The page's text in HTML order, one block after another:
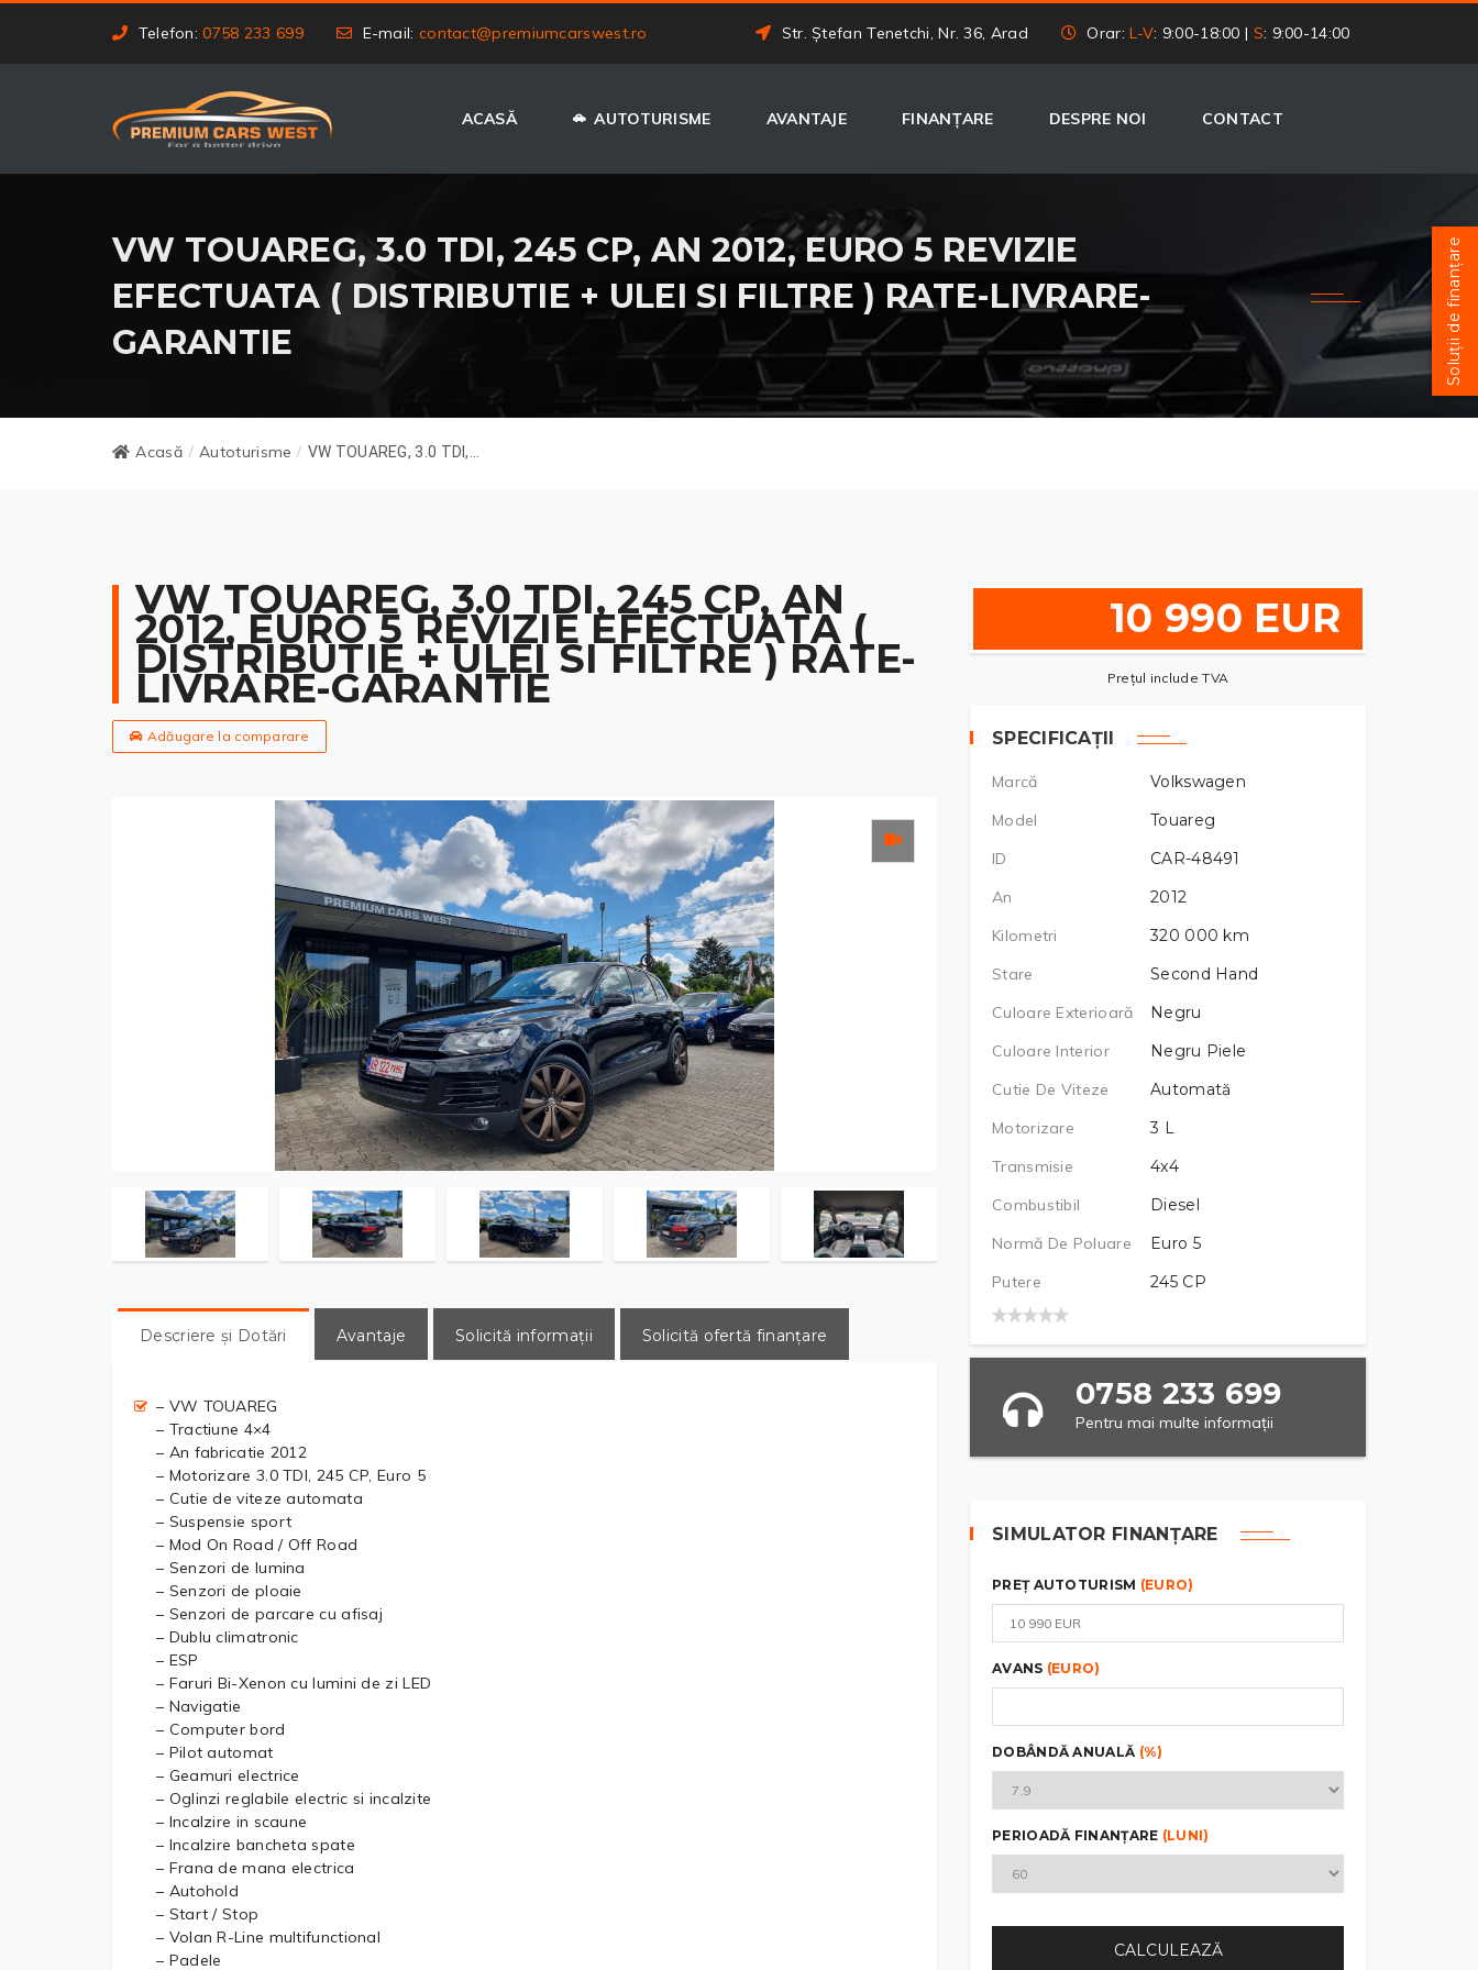
Telefon:0758 233 699 E-mail: contact@premiumcarswest.ro Str. Ștefan Tenetchi, Nr. 36, Arad Orar:L-V: 9:00-18:00 | S: 9:00-14:00
ACASĂ AUTOTURISME AVANTAJE FINANȚARE DESPRE NOI CONTACT
VW TOUAREG, 3.0 TDI, 245 CP, AN 2012, EURO 5 REVIZIE
EFECTUATA ( DISTRIBUTIE + ULEI SI FILTRE ) RATE-LIVRARE-
GARANTIE
Acasă / Autoturisme / VW TOUAREG, 3.0 TDI,...
VW TOUAREG, 3.0 TDI, 245 CP, AN
2012, EURO 5 REVIZIE EFECTUATA (
DISTRIBUTIE + ULEI SI FILTRE ) RATE-
LIVRARE-GARANTIE
Adăugare la comparare
Descriere și Dotări Avantaje Solicită informații Solicită ofertă finanțare
– VW TOUAREG
– Tractiune 4×4
– An fabricatie 2012
– Motorizare 3.0 TDI, 245 CP, Euro 5
– Cutie de viteze automata
– Suspensie sport
– Mod On Road / Off Road
– Senzori de lumina
– Senzori de ploaie
– Senzori de parcare cu afisaj
– Dublu climatronic
– ESP
– Faruri Bi-Xenon cu lumini de zi LED
– Navigatie
– Computer bord
– Pilot automat
– Geamuri electrice
– Oglinzi reglabile electric si incalzite
– Incalzire in scaune
– Incalzire bancheta spate
– Frana de mana electrica
– Autohold
– Start / Stop
– Volan R-Line multifunctional
– Padele
10 990 EUR
Prețul include TVA
SPECIFICAȚII
Marcă
Volkswagen
Model
Touareg
ID
CAR-48491
An
2012
Kilometri
320 000 km
Stare
Second Hand
Culoare Exterioară
Negru
Culoare Interior
Negru Piele
Cutie De Viteze
Automată
Motorizare
3 L
Transmisie
4x4
Combustibil
Diesel
Normă De Poluare
Euro 5
Putere
245CP
0758 233 699
Pentru mai multe informații
SIMULATOR FINANȚARE
PREȚ AUTOTURISM (EURO)
AVANS (EURO)
DOBÂNDĂ ANUALĂ (%)
PERIOADĂ FINANȚARE (LUNI)
CALCULEAZĂ
Soluții de finanțare